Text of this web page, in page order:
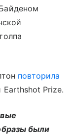
повторила
Prize.
были